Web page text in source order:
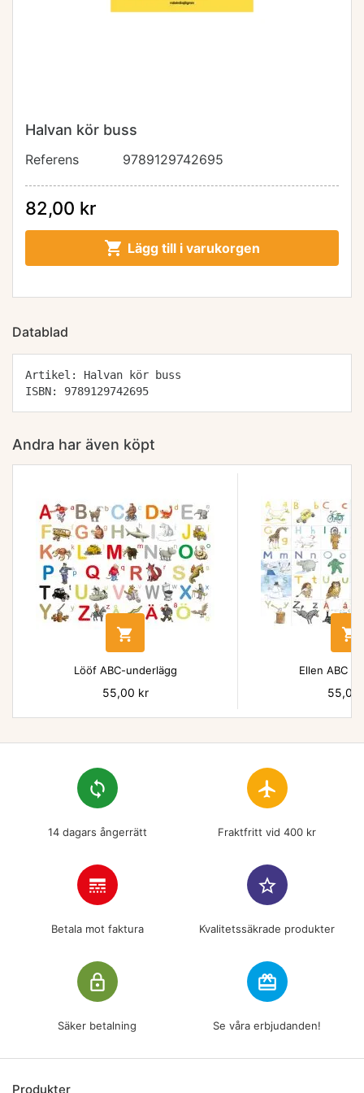
Halvan kör buss
Referens 9789129742695
82,00 kr
 Lägg till i varukorgen
Datablad
Artikel: Halvan kör buss
ISBN: 9789129742695
Andra har även köpt

Lööf ABC-underlägg
Pris
55,00 kr

Ellen ABC
Pris
55,00
loop
14 dagars ångerrätt
flight
Fraktfritt vid 400 kr
line_style
Betala mot faktura
star_border
Kvalitetssäkrade produkter
lock_outline
Säker betalning
redeem
Se våra erbjudanden!
Produkter